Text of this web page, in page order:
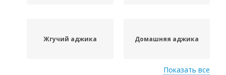
Жгучий аджика Домашняя аджика
Показать все